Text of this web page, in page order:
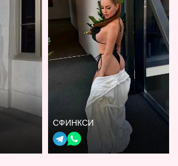
СФИНКСИ